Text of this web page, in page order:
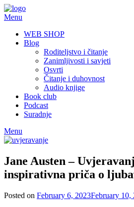
Skip
to
Menu
WEB SHOP
Blog
Roditeljstvo i čitanje
Zanimljivosti i savjeti
Osvrti
Čitanje i duhovnost
Audio knjige
Book club
Podcast
Suradnje
Menu
Jane Austen –
inspirativna priča o
Posted on February 6, 2023February 10,